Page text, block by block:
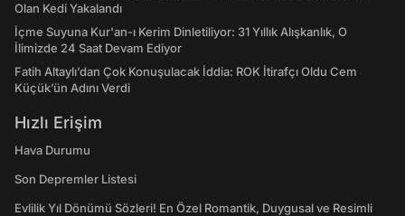
Olan Kedi Yakalandı
İçme Suyuna Kur'an-ı Kerim Dinletiliyor: 31 Yıllık Alışkanlık, O
İlimizde 24 Saat Devam Ediyor
Fatih Altaylı’dan Çok Konuşulacak İddia: ROK İtirafçı Oldu Cem
Küçük’ün Adını Verdi
Hızlı Erişim
Hava Durumu
Son Depremler Listesi
Evlilik Yıl Dönümü Sözleri! En Özel Romantik, Duygusal ve Resimli